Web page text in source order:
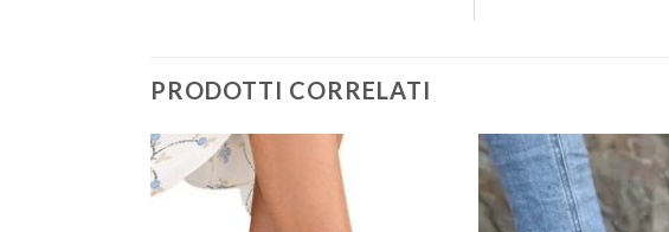
PRODOTTI CORRELATI